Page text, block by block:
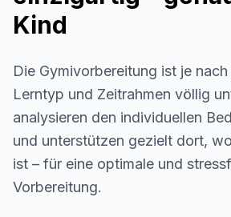
Kind
Die Gymivorbereitung ist je
Lerntyp und Zeitrahmen völlig
analysieren den individuellen
und unterstützen gezielt dort,
ist – für eine optimale und
Vorbereitung.